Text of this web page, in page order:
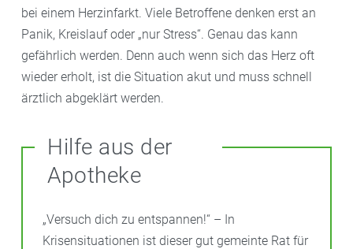
bei einem Herzinfarkt. Viele Betroffene denken erst an
Panik, Kreislauf oder „nur Stress“. Genau das kann
gefährlich werden. Denn auch wenn sich das Herz oft
wieder erholt, ist die Situation akut und muss schnell
ärztlich abgeklärt werden.
Hilfe aus der
Apotheke
„Versuch dich zu entspannen!“ – In
Krisensituationen ist dieser gut gemeinte Rat für